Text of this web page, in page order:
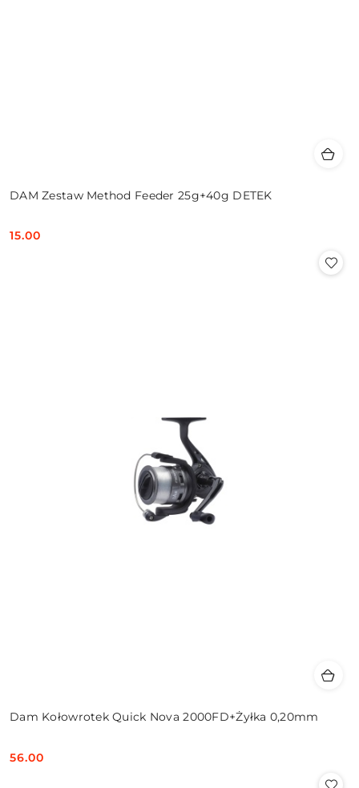
DAM Zestaw Method Feeder 25g+40g DETEK
Cena:
15.00
Dam Kołowrotek Quick Nova 2000FD+Żyłka 0,20mm
Cena:
56.00